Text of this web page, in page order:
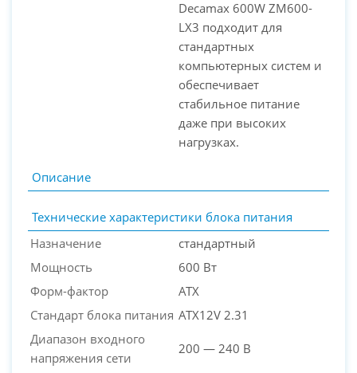
Decamax 600W ZM600-
LX3 подходит для
стандартных
компьютерных систем и
обеспечивает
стабильное питание
даже при высоких
нагрузках.
Описание
Технические характеристики блока питания
Назначение
стандартный
Мощность
600 Вт
Форм-фактор
ATX
Стандарт блока питания ATX12V 2.31
Диапазон входного
напряжения сети
200 — 240 В